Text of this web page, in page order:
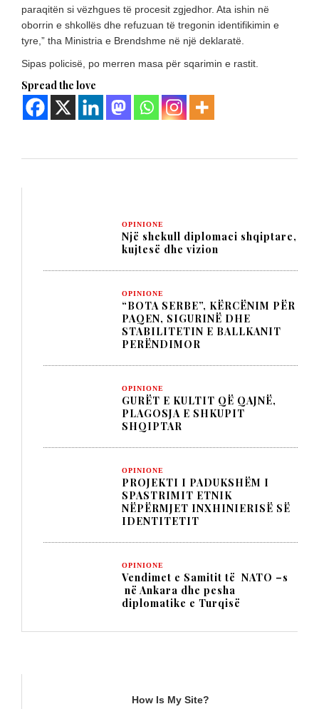
paraqitën si vëzhgues të procesit zgjedhor. Ata ishin në
oborrin e shkollës dhe refuzuan të tregonin identifikimin e
tyre,” tha Ministria e Brendshme në një deklaratë.
Sipas policisë, po merren masa për sqarimin e rastit.
Spread the love
OPINIONE
Një shekull diplomaci shqiptare,
kujtesë dhe vizion
OPINIONE
“BOTA SERBE”, KËRCËNIM PËR
PAQEN, SIGURINË DHE
STABILITETIN E BALLKANIT
PERËNDIMOR
OPINIONE
GURËT E KULTIT QË QAJNË,
PLAGOSJA E SHKUPIT
SHQIPTAR
OPINIONE
PROJEKTI I PADUKSHËM I
SPASTRIMIT ETNIK
NËPËRMJET INXHINIERISË SË
IDENTITETIT
OPINIONE
Vendimet e Samitit të NATO –s
në Ankara dhe pesha
diplomatike e Turqisë
How Is My Site?